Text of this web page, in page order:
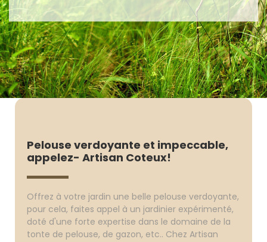
Pelouse verdoyante et impeccable,
appelez- Artisan Coteux!
Offrez à votre jardin une belle pelouse verdoyante,
pour cela, faites appel à un jardinier expérimenté,
doté d'une forte expertise dans le domaine de la
tonte de pelouse, de gazon, etc.. Chez Artisan